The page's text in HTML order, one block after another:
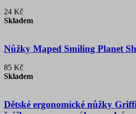
24 Kč
Skladem
Nůžky Maped Smiling Planet
85 Kč
Skladem
Dětské ergonomické nůžky